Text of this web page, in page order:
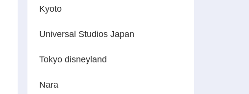
Kyoto
Universal Studios Japan
Tokyo disneyland
Nara